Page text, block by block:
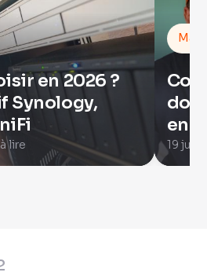
en 2026 ?
Synology,
lire
Mac
en
19